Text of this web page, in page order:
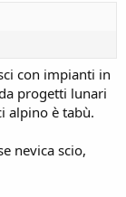
con impianti in
progetti lunari
alpino è tabù.
nevica scio,